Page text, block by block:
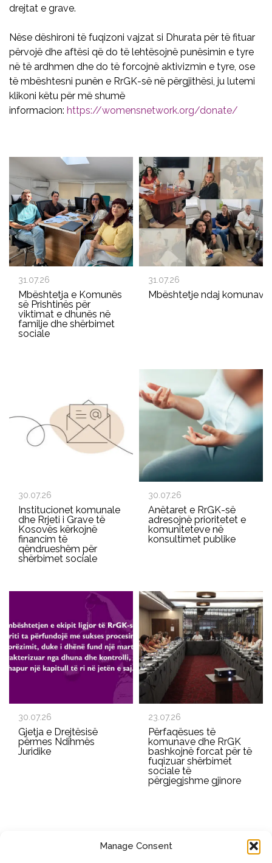
Manage Consent
drejtat e grave.
Nëse dëshironi të fuqizoni vajzat si Dhurata për të fituar
përvojë dhe aftësi që do të lehtësojnë punësimin e tyre
në të ardhmen dhe do të forcojnë aktivizmin e tyre, ose
të mbështesni punën e RrGK-së në përgjithësi, ju lutemi
klikoni këtu për më shumë
informacion: https://womensnetwork.org/donate/
31.07.26
Mbështetja e Komunës
së Prishtinës për
viktimat e dhunës në
familje dhe shërbimet
sociale
31.07.26
Mbështetje ndaj
30.07.26
Institucionet komunale
dhe Rrjeti i Grave të
Kosovës kërkojnë
financim të
qëndrueshëm për
shërbimet sociale
30.07.26
Anëtaret e RrGK-së
adresojnë prioritetet e
komuniteteve në
konsultimet publike
30.07.26
Gjetja e Drejtësisë
përmes Ndihmës
Juridike
23.07.26
Përfaqësues të
komunave dhe RrGK
bashkojnë forcat për të
fuqizuar shërbimet
sociale të
përgjegjshme gjinore